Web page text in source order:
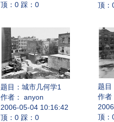
顶：0 踩：0
顶：
题目： 城市几何学1
作者： anyon
2006-05-04 10:16:42
顶：0 踩：0
题目
作者
顶：